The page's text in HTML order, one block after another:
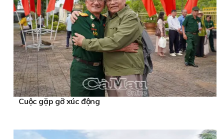
Cuộc gặp gỡ xúc động